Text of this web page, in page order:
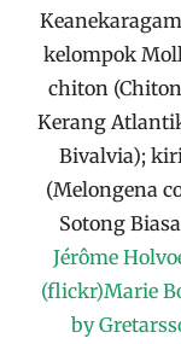
kelompok
chiton
Kerang
Bivalvia);
(Melongena
Sotong
Jérôme
(flickr)Marie
by